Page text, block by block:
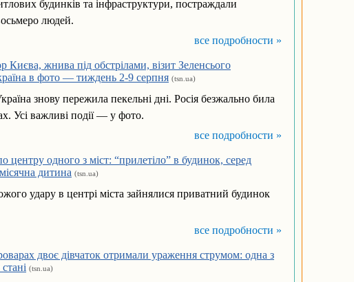
будинків та інфраструктури, постраждали
людей.
все подробности »
Києва, жнива під обстрілами, візит Зеленсього
в фото — тиждень 2-9 серпня (tsn.ua)
знову пережила пекельні дні. Росія безжально била
Усі важливі події — у фото.
все подробности »
центру одного з міст: “прилетіло” в будинок, серед
дитина (tsn.ua)
удару в центрі міста зайнялися приватний будинок
все подробности »
двоє дівчаток отримали ураження струмом: одна з
(tsn.ua)